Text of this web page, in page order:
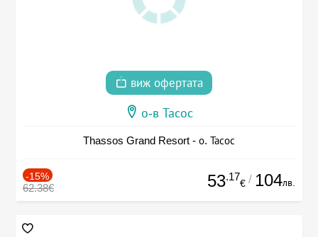
виж офертата
о-в Тасос
Thassos Grand Resort - о. Тасос
-15%
62.38€ 53.17
€ / 104лв.